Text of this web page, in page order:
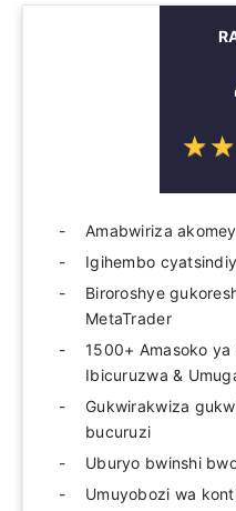
☆☆
★★
Amabwiriza
Igihembo
Biroroshye
MetaTrader
1500+ Amasoko ya
Ibicuruzwa &
Gukwirakwiza
bucuruzi
Uburyo bwinshi
Umuyobozi wa